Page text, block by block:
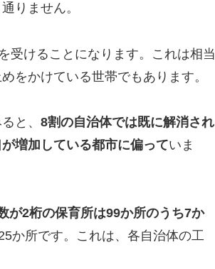
りません。
受けることになります。これは相当
をかけている世帯でもあります。
と、 8割の自治体では既に解消され
増加している都市に偏っていま
が2桁の保育所は99か所のうち7か
か所です。これは、各自治体の工